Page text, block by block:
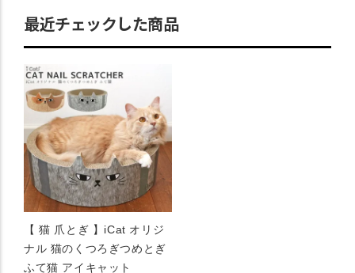
最近チェックした商品
【 猫 爪とぎ 】iCat オリジ
ナル 猫のくつろぎつめとぎ
ふて猫 アイキャット